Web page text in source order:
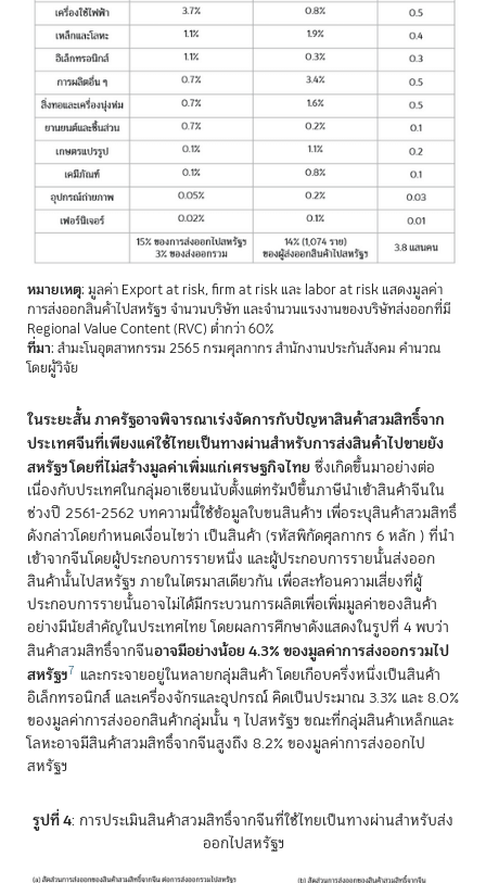
หมายเหตุ: มูลค่า Export at risk, firm at risk และ labor at risk แสดงมูลค่า
การส่งออกสินค้าไปสหรัฐฯ จำนวนบริษัท และจำนวนแรงงานของบริษัทส่งออกที่มี
Regional Value Content (RVC) ต่ำกว่า 60%
ที่มา: สำมะโนอุตสาหกรรม 2565 กรมศุลกากร สำนักงานประกันสังคม คำนวณ
โดยผู้วิจัย
ในระยะสั้น ภาครัฐอาจพิจารณาเร่งจัดการกับปัญหาสินค้าสวมสิทธิ์จาก
ประเทศจีนที่เพียงแค่ใช้ไทยเป็นทางผ่านสำหรับการส่งสินค้าไปขายยัง
สหรัฐฯ โดยที่ไม่สร้างมูลค่าเพิ่มแก่เศรษฐกิจไทยซึ่งเกิดขึ้นมาอย่างต่อ
เนื่องกับประเทศในกลุ่มอาเซียนนับตั้งแต่ทรัมป์ขึ้นภาษีนำเข้าสินค้าจีนใน
ช่วงปี 2561-2562 บทความนี้ใช้ข้อมูลใบขนสินค้าฯ เพื่อระบุสินค้าสวมสิทธิ์
ดังกล่าวโดยกำหนดเงื่อนไขว่า เป็นสินค้า (รหัสพิกัดศุลกากร 6 หลัก ) ที่นำ
เข้าจากจีนโดยผู้ประกอบการรายหนึ่ง และผู้ประกอบการรายนั้นส่งออก
สินค้านั้นไปสหรัฐฯ ภายในไตรมาสเดียวกัน เพื่อสะท้อนความเสี่ยงที่ผู้
ประกอบการรายนั้นอาจไม่ได้มีกระบวนการผลิตเพื่อเพิ่มมูลค่าของสินค้า
อย่างมีนัยสำคัญในประเทศไทย โดยผลการศึกษาดังแสดงในรูปที่ 4 พบว่า
สินค้าสวมสิทธิ์จากจีนอาจมีอย่างน้อย 4.3% ของมูลค่าการส่งออกรวมไป
สหรัฐฯ7 และกระจายอยู่ในหลายกลุ่มสินค้า โดยเกือบครึ่งหนึ่งเป็นสินค้า
อิเล็กทรอนิกส์ และเครื่องจักรและอุปกรณ์ คิดเป็นประมาณ 3.3% และ 8.0%
ของมูลค่าการส่งออกสินค้ากลุ่มนั้น ๆ ไปสหรัฐฯ ขณะที่กลุ่มสินค้าเหล็กและ
โลหะอาจมีสินค้าสวมสิทธิ์จากจีนสูงถึง 8.2% ของมูลค่าการส่งออกไป
สหรัฐฯ
รูปที่ 4: การประเมินสินค้าสวมสิทธิ์จากจีนที่ใช้ไทยเป็นทางผ่านสำหรับส่ง
ออกไปสหรัฐฯ